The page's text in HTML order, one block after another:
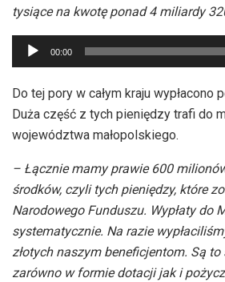
tysiące na kwotę ponad 4 miliardy
Odtwarzacz
plików
dźwiękowych
00:00
Do tej pory w całym kraju wypłacono
Duża część z tych pieniędzy trafi do
województwa małopolskiego.
– Łącznie mamy prawie 600
środków, czyli tych pieniędzy, które
Narodowego Funduszu. Wypłaty do
systematycznie. Na razie
złotych naszym beneficjentom. Są to
zarówno w formie dotacji jak i